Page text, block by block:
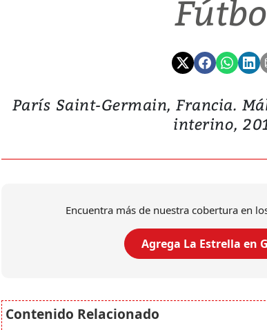
París Saint-Germain, Francia.
interino,
Encuentra más de nuestra cobertura en
Agrega La Estrella en